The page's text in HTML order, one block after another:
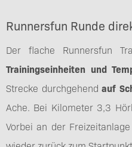
Runnersfun Runde
Der flache Runnersfun
Trainingseinheiten und
Strecke durchgehendauf
Ache. Bei Kilometer 3,3
Vorbei an der